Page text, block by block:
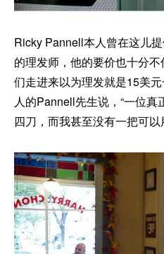
Ricky Pannell本人曾在这儿
的理发师，他的要价也十分
们走进来以为理发就是15美
人的Pannell先生说，“一位
四刀，而我甚至没有一把可